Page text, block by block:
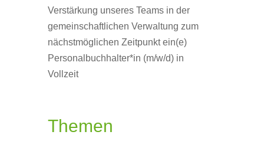
Verstärkung unseres Teams in der
gemeinschaftlichen Verwaltung zum
nächstmöglichen Zeitpunkt ein(e)
Personalbuchhalter*in (m/w/d) in
Vollzeit
Themen